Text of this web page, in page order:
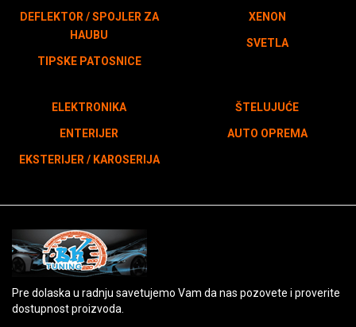
DEFLEKTOR / SPOJLER ZA
HAUBU
TIPSKE PATOSNICE
XENON
SVETLA
ELEKTRONIKA
ENTERIJER
EKSTERIJER / KAROSERIJA
ŠTELUJUĆE
AUTO OPREMA
Pre dolaska u radnju savetujemo Vam da nas pozovete i proverite
dostupnost proizvoda.